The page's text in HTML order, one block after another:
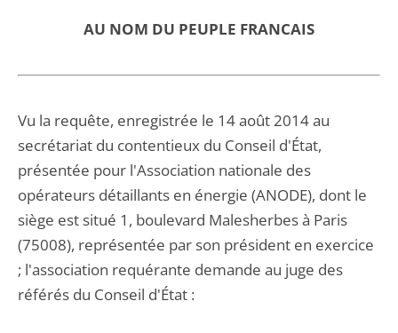
AU NOM DU PEUPLE FRANCAIS
Vu la requête, enregistrée le 14 août 2014 au
secrétariat du contentieux du Conseil d'État,
présentée pour l'Association nationale des
opérateurs détaillants en énergie (ANODE), dont le
siège est situé 1, boulevard Malesherbes à Paris
(75008), représentée par son président en exercice
; l'association requérante demande au juge des
référés du Conseil d'État :